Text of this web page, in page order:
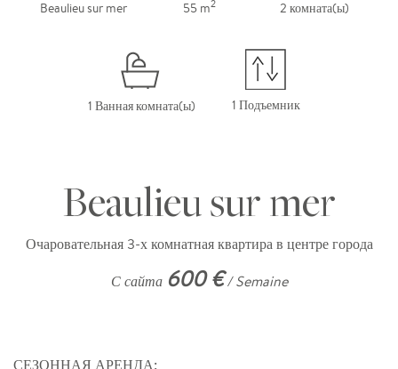
Beaulieu sur mer 55 m2 2 комната(ы)
1 Ванная комната(ы) 1 Подъемник
Beaulieu sur mer
Очаровательная 3-х комнатная квартира в центре города
С сайта 600 €/ Semaine
СЕЗОННАЯ АРЕНДА: